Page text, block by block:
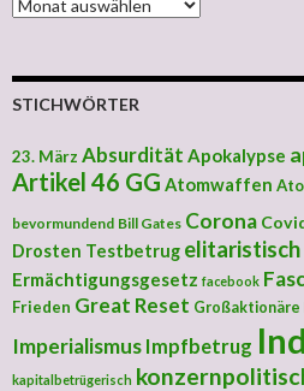
STICHWÖRTER
23. März Absurdität Apokalypse
Artikel 46 GG Atomwaffen
bevormundend Bill Gates Corona
Drosten Testbetrug elitaristisch
Ermächtigungsgesetz facebook
Frieden Great Reset Großaktionäre
Imperialismus Impfbetrug
kapitalbetrügerisch